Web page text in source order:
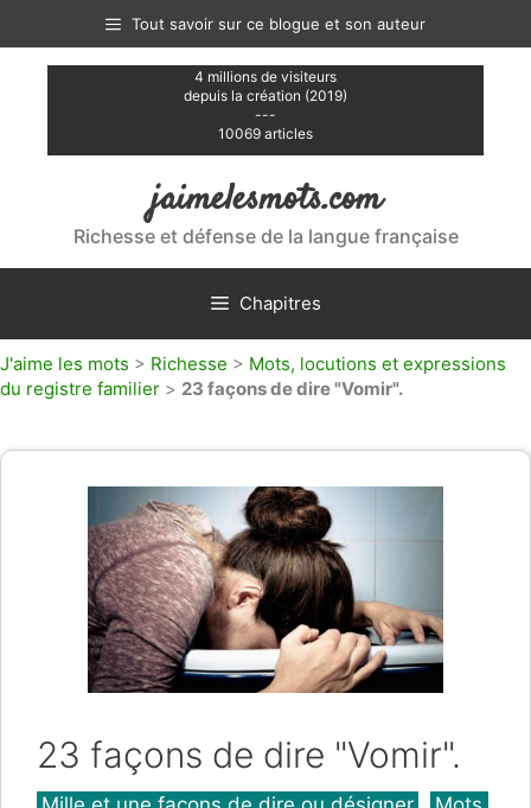
contenu
Tout savoir sur ce blogue et son auteur
4 millions de visiteurs
depuis la création (2019)
---
10069 articles
jaimelesmots.com
Richesse et défense de la langue française
Chapitres
J'aime les mots > Richesse > Mots, locutions et expressions
du registre familier > 23 façons de dire "Vomir".
23 façons de dire "Vomir".
Catégories